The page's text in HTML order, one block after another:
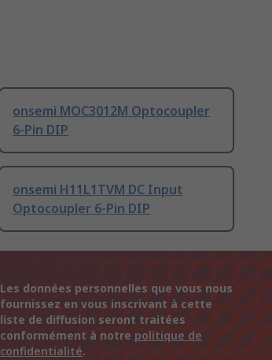
onsemi MOC3012M Optocoupler
6-Pin DIP
onsemi H11L1TVM DC Input
Optocoupler 6-Pin DIP
Les données personnelles que vous nous
fournissez en vous inscrivant à cette
liste de diffusion seront traitées
conformément à notre politique de
confidentialité.